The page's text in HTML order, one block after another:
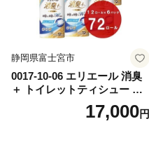
静岡県富士宮市
0017-10-06 エリエール 消臭
＋ トイレットティシュー し
っかり香るフレッシュクリア
の香り ダブル 12ロール×6パ
17,000円